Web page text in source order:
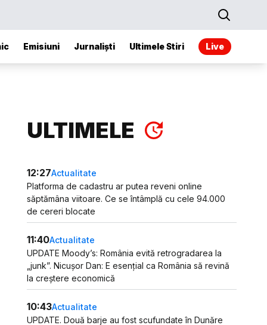
Emisiuni Jurnaliști Ultimele Stiri Live
ULTIMELE
12:27Actualitate
Platforma de cadastru ar putea reveni online
săptămâna viitoare. Ce se întâmplă cu cele 94.000
de cereri blocate
11:40Actualitate
UPDATE Moody’s: România evită retrogradarea la
„junk”. Nicușor Dan: E esențial ca România să revină
la creștere economică
10:43Actualitate
UPDATE. Două barje au fost scufundate în Dunăre